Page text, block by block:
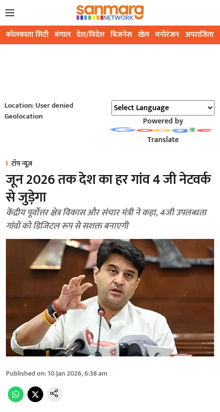
कोलकाता सिटी बंगाल देश/विदेश बिजनेस खेल मनोरंजन अपराजिता
Location: User denied
Geolocation
Powered by
Translate
टॉप न्यूज़
जून 2026 तक देश का हर गांव 4 जी नेटवर्क
से जुड़ेगा
केंद्रीय पूर्वोत्तर क्षेत्र विकास और संचार मंत्री ने कहा, 4जी उपलब्धता
गांवों को डिजिटल रूप से सशक्त बनाएगी
Published on:10 Jan 2026, 6:38 am